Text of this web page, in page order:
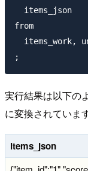
  items_json
from
items_work,
実行結果は以下の
に変換されています
items_json